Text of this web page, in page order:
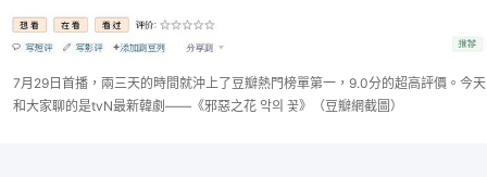
7月29日首播，兩三天的時間就沖上了豆瓣熱門榜單第一，9.0分的超高評價。今天
和大家聊的是tvN最新韓劇——《邪惡之花 악의 꽃》（豆瓣網截圖）